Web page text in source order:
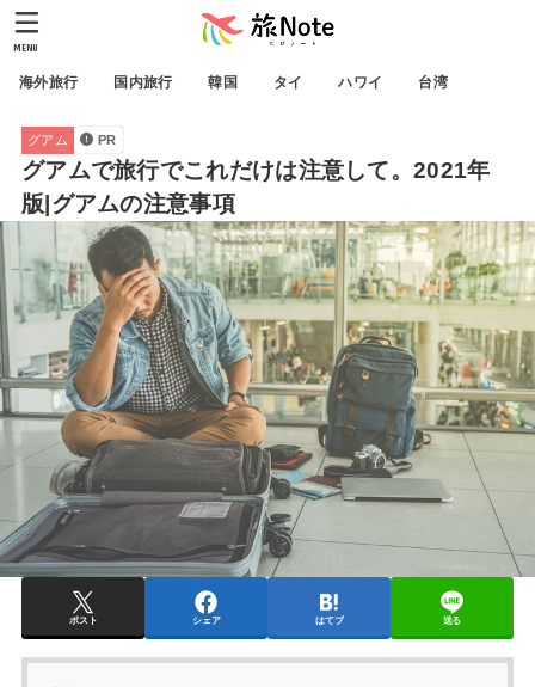
海外旅行 国内旅行 韓国 タイ ハワイ 台湾
MENU
グアム PR
グアムで旅行でこれだけは注意して。2021年
版|グアムの注意事項
ポスト シェア はてブ 送る